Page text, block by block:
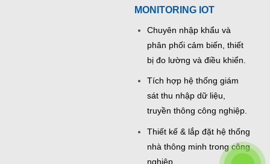
MONITORING IOT
Chuyên nhập khẩu và
phân phối cảm biến, thiết
bị đo lường và điều khiển.
Tích hợp hệ thống giám
sát thu nhập dữ liệu,
truyền thông công nghiệp.
Thiết kế & lắp đặt hệ thống
nhà thông minh trong công
nghiệp.